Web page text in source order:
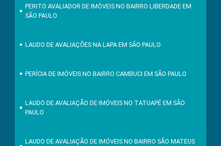
PERITO AVALIADOR DE IMÓVEIS NO BAIRRO LIBERDADE EM
SÃO PAULO
LAUDO DE AVALIAÇÕES NA LAPA EM SÃO PAULO
PERÍCIA DE IMÓVEIS NO BAIRRO CAMBUCI EM SÃO PAULO
LAUDO DE AVALIAÇÃO DE IMÓVEIS NO TATUAPÉ EM SÃO
PAULO
LAUDO DE AVALIAÇÃO DE IMÓVEIS NO BAIRRO SÃO MATEUS